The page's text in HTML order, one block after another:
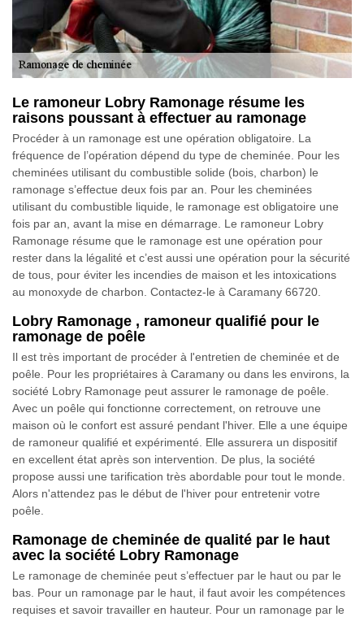
Le ramoneur Lobry Ramonage résume les
raisons poussant à effectuer au ramonage
Procéder à un ramonage est une opération obligatoire. La
fréquence de l’opération dépend du type de cheminée. Pour les
cheminées utilisant du combustible solide (bois, charbon) le
ramonage s’effectue deux fois par an. Pour les cheminées
utilisant du combustible liquide, le ramonage est obligatoire une
fois par an, avant la mise en démarrage. Le ramoneur Lobry
Ramonage résume que le ramonage est une opération pour
rester dans la légalité et c’est aussi une opération pour la sécurité
de tous, pour éviter les incendies de maison et les intoxications
au monoxyde de charbon. Contactez-le à Caramany 66720.
Lobry Ramonage , ramoneur qualifié pour le
ramonage de poêle
Il est très important de procéder à l'entretien de cheminée et de
poêle. Pour les propriétaires à Caramany ou dans les environs, la
société Lobry Ramonage peut assurer le ramonage de poêle.
Avec un poêle qui fonctionne correctement, on retrouve une
maison où le confort est assuré pendant l'hiver. Elle a une équipe
de ramoneur qualifié et expérimenté. Elle assurera un dispositif
en excellent état après son intervention. De plus, la société
propose aussi une tarification très abordable pour tout le monde.
Alors n'attendez pas le début de l'hiver pour entretenir votre
poêle.
Ramonage de cheminée de qualité par le haut
avec la société Lobry Ramonage
Le ramonage de cheminée peut s’effectuer par le haut ou par le
bas. Pour un ramonage par le haut, il faut avoir les compétences
requises et savoir travailler en hauteur. Pour un ramonage par le